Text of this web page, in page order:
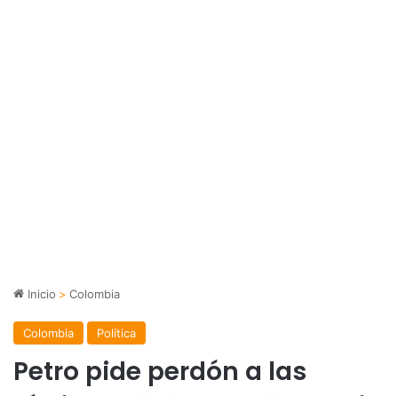
Inicio > Colombia
Colombia Política
Petro pide perdón a las